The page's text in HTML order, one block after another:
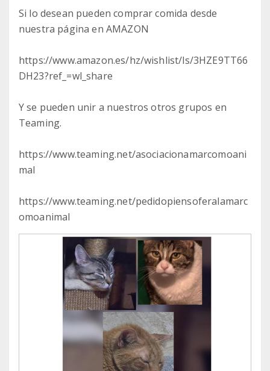
Si lo desean pueden comprar comida desde
nuestra página en AMAZON
https://www.amazon.es/hz/wishlist/ls/3HZE9TT66
DH23?ref_=wl_share
Y se pueden unir a nuestros otros grupos en
Teaming.
https://www.teaming.net/asociacionamarcomoani
mal
https://www.teaming.net/pedidopiensoferalamarc
omoanimal